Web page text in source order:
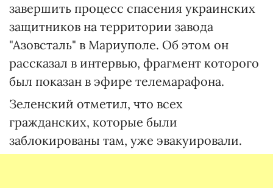
завершить процесс спасения украинских
защитников на территории завода
"Азовсталь" в Мариуполе. Об этом он
рассказал в интервью, фрагмент которого
был показан в эфире телемарафона.
Зеленский отметил, что всех
гражданских, которые были
заблокированы там, уже эвакуировали.